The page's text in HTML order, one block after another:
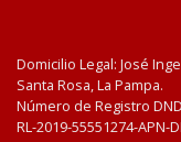
Domicilio Legal: José
Santa Rosa, La Pampa.
Número de Registro
RL-2019-55551274-APN-